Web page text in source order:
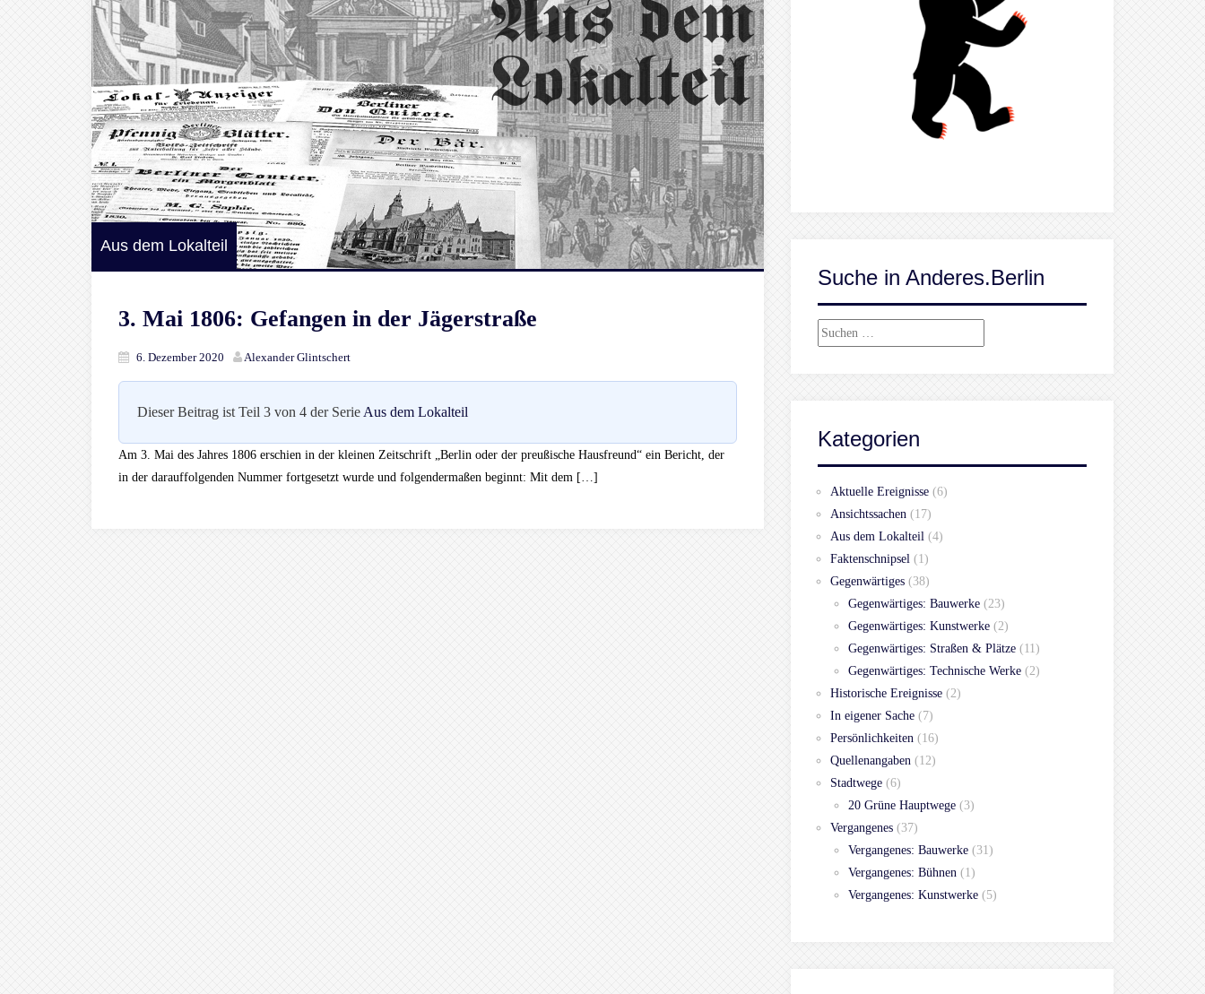
Aus dem Lokalteil
3. Mai 1806: Gefangen in der Jägerstraße
6. Dezember 2020 Alexander Glintschert
Dieser Beitrag ist Teil 3 von 4 der Serie Aus dem Lokalteil
Am 3. Mai des Jahres 1806 erschien in der kleinen Zeitschrift „Berlin oder der preußische Hausfreund“ ein Bericht, der
in der darauffolgenden Nummer fortgesetzt wurde und folgendermaßen beginnt: Mit dem […]
Suche in Anderes.Berlin
Suchen
Kategorien
Aktuelle Ereignisse (6)
Ansichtssachen (17)
Aus dem Lokalteil (4)
Faktenschnipsel (1)
Gegenwärtiges (38)
Gegenwärtiges: Bauwerke (23)
Gegenwärtiges: Kunstwerke (2)
Gegenwärtiges: Straßen & Plätze (11)
Gegenwärtiges: Technische Werke (2)
Historische Ereignisse (2)
In eigener Sache (7)
Persönlichkeiten (16)
Quellenangaben (12)
Stadtwege (6)
20 Grüne Hauptwege (3)
Vergangenes (37)
Vergangenes: Bauwerke (31)
Vergangenes: Bühnen (1)
Vergangenes: Kunstwerke (5)